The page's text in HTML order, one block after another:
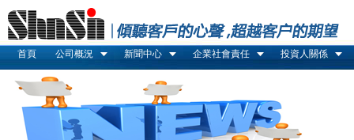
首頁 公司概況 新聞中心 企業社會責任 投資人關係